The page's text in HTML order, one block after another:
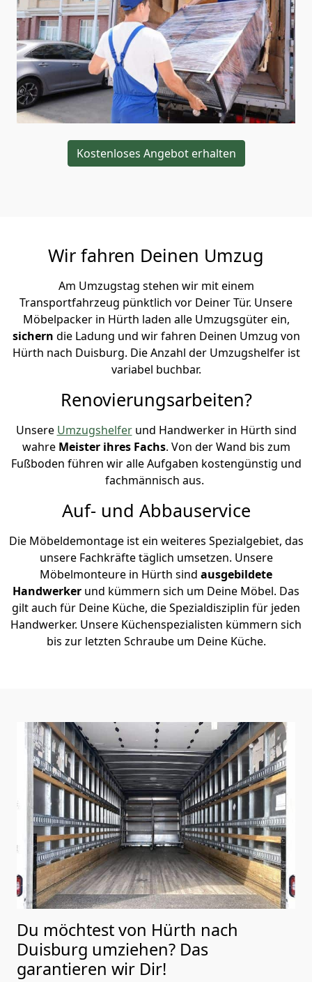
Kostenloses Angebot erhalten
Wir fahren Deinen Umzug
Am Umzugstag stehen wir mit einem
Transportfahrzeug pünktlich vor Deiner Tür. Unsere
Möbelpacker in Hürth laden alle Umzugsgüter ein,
sichern die Ladung und wir fahren Deinen Umzug von
Hürth nach Duisburg. Die Anzahl der Umzugshelfer ist
variabel buchbar.
Renovierungsarbeiten?
Unsere Umzugshelferund Handwerker in Hürth sind
wahre Meister ihres Fachs. Von der Wand bis zum
Fußboden führen wir alle Aufgaben kostengünstig und
fachmännisch aus.
Auf- und Abbauservice
Die Möbeldemontage ist ein weiteres Spezialgebiet, das
unsere Fachkräfte täglich umsetzen. Unsere
Möbelmonteure in Hürth sind ausgebildete
Handwerker und kümmern sich um Deine Möbel. Das
gilt auch für Deine Küche, die Spezialdisziplin für jeden
Handwerker. Unsere Küchenspezialisten kümmern sich
bis zur letzten Schraube um Deine Küche.
Du möchtest von Hürth nach
Duisburg umziehen? Das
garantieren wir Dir!